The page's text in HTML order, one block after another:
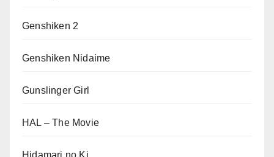
Genshiken 2
Genshiken Nidaime
Gunslinger Girl
HAL – The Movie